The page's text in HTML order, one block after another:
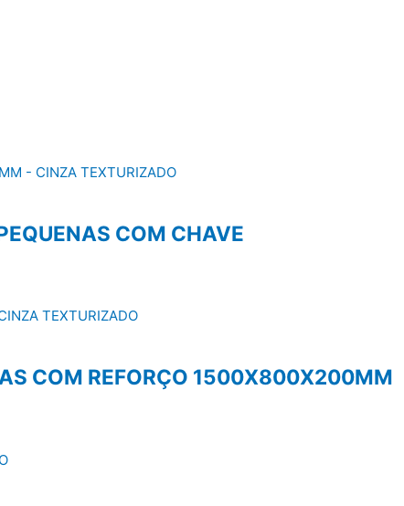
COM CHAVE
COM REFORÇO 1500X800X200MM